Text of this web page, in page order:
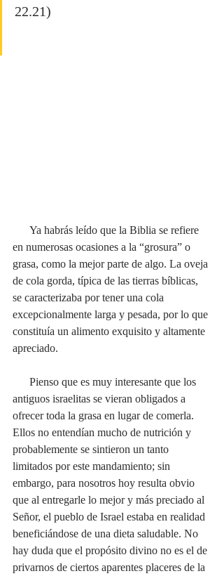
22.21)
en numerosas ocasiones a la “grosura” o
grasa, como la mejor parte de algo. La oveja
de cola gorda, típica de las tierras bíblicas,
se caracterizaba por tener una cola
excepcionalmente larga y pesada, por lo que
constituía un alimento exquisito y altamente
apreciado.
antiguos israelitas se vieran obligados a
ofrecer toda la grasa en lugar de comerla.
Ellos no entendían mucho de nutrición y
probablemente se sintieron un tanto
limitados por este mandamiento; sin
embargo, para nosotros hoy resulta obvio
que al entregarle lo mejor y más preciado al
Señor, el pueblo de Israel estaba en realidad
beneficiándose de una dieta saludable. No
hay duda que el propósito divino no es el de
privarnos de ciertos aparentes placeres de la